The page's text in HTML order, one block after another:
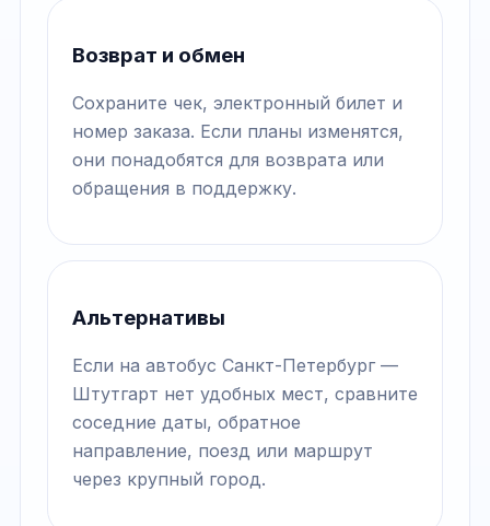
Возврат и обмен
Сохраните чек, электронный билет и
номер заказа. Если планы изменятся,
они понадобятся для возврата или
обращения в поддержку.
Альтернативы
Если на автобус Санкт-Петербург —
Штутгарт нет удобных мест, сравните
соседние даты, обратное
направление, поезд или маршрут
через крупный город.